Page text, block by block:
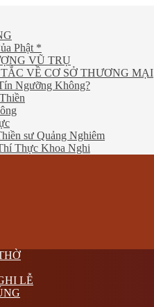
Phật *
VŨ TRỤ
VỀ CƠ SỞ THƯƠNG MẠI
Ngưỡng Không?
sư Quảng Nghiêm
Thực Khoa Nghi
LỄ